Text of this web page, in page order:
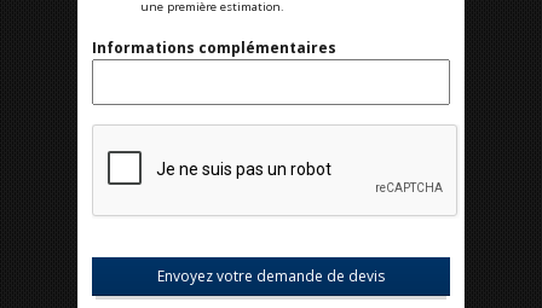
une première estimation.
Informations complémentaires